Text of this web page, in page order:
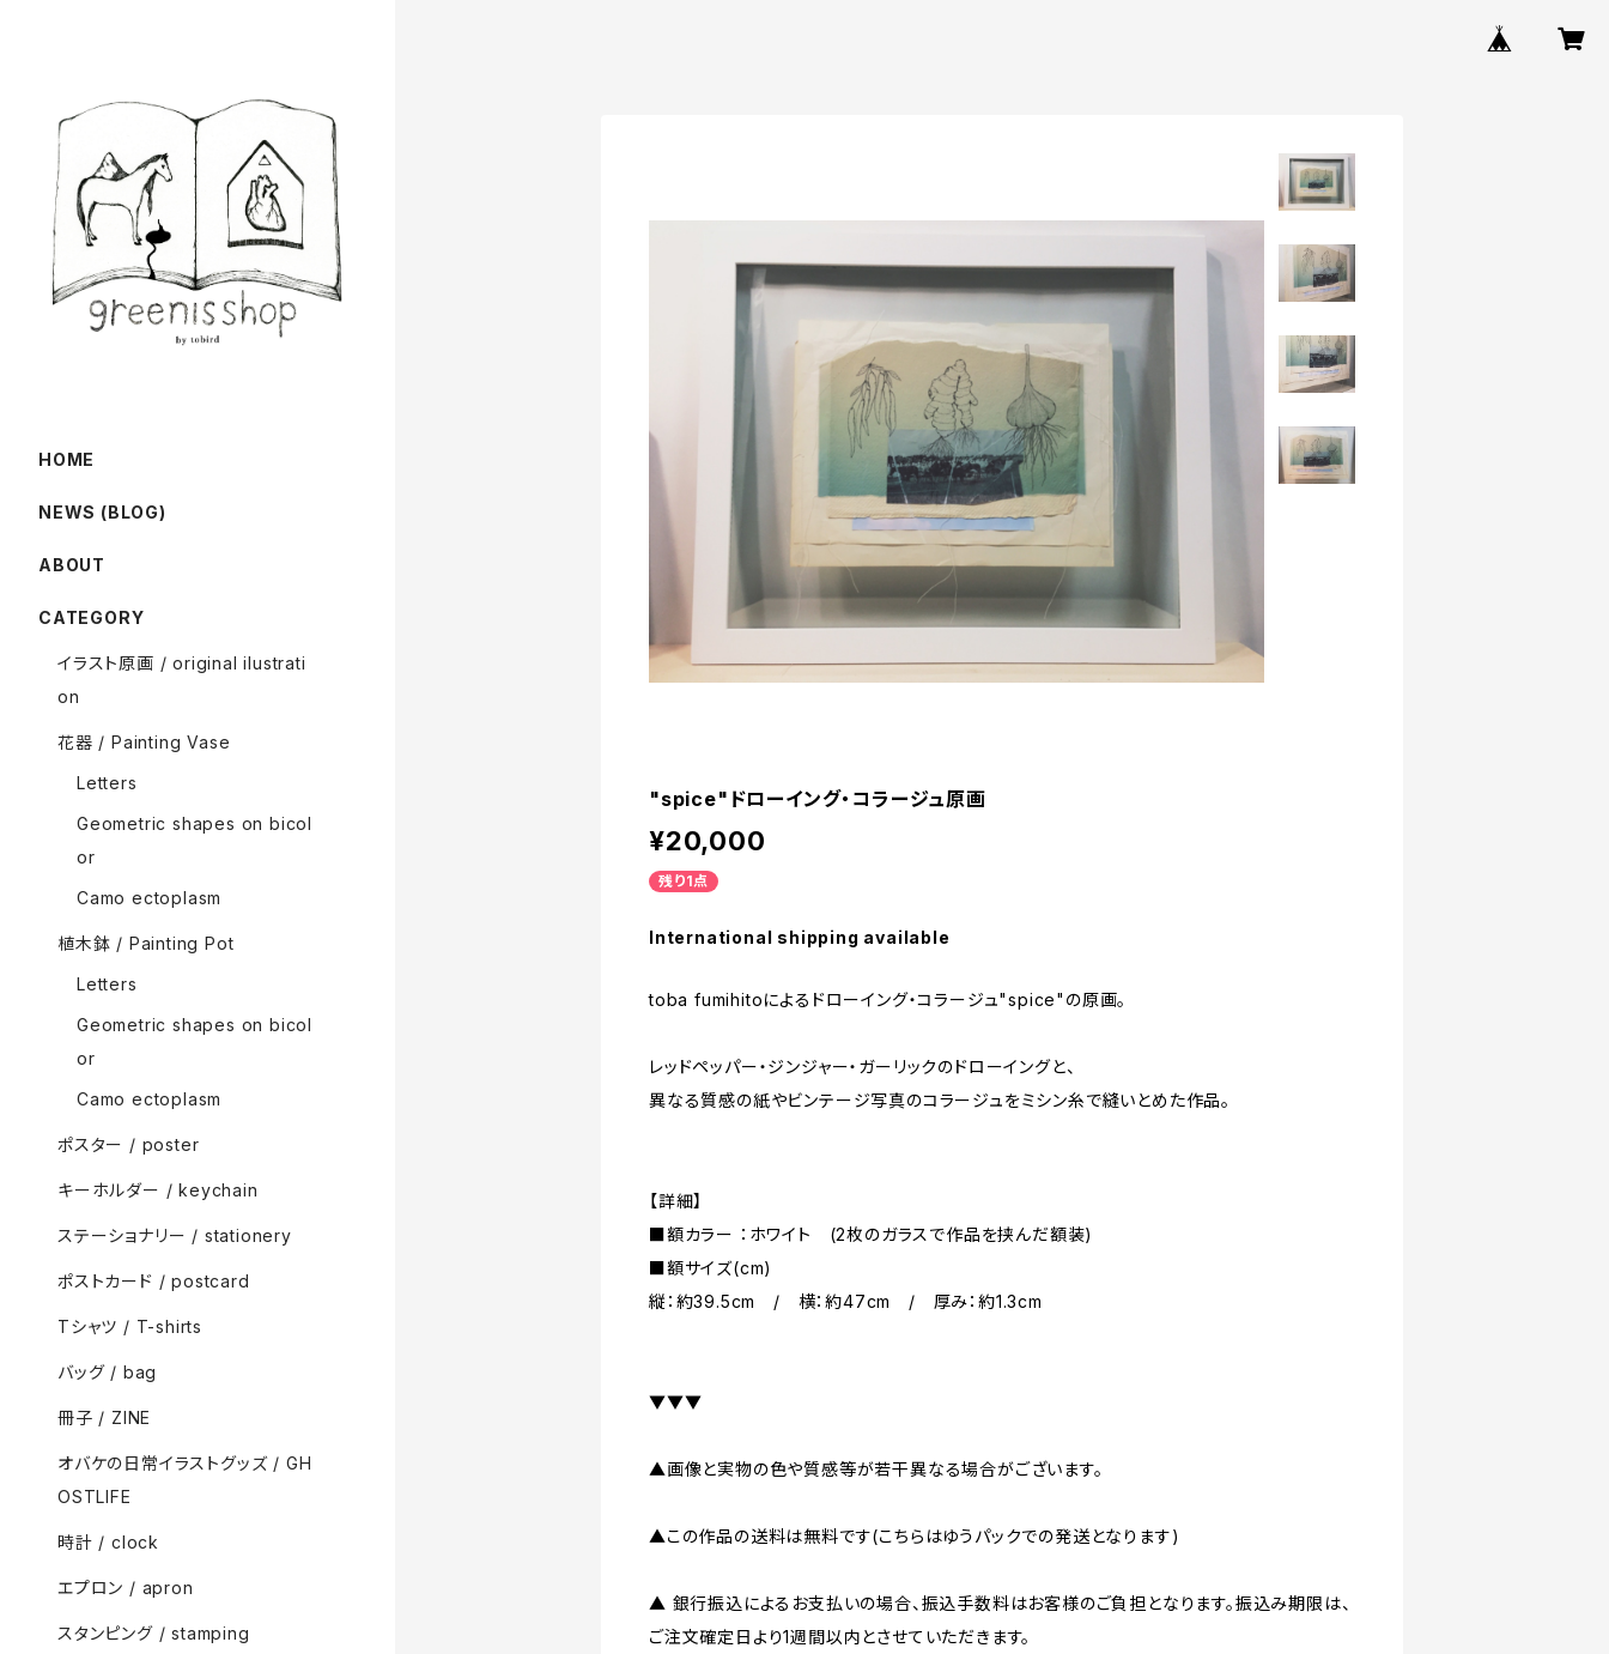
"spice"ドローイング・コラージュ原画
¥20,000
残り1点
International shipping available
toba fumihitoによるドローイング・コラージュ"spice"の原画。
レッドペッパー・ジンジャー・ガーリックのドローイングと、
異なる質感の紙やビンテージ写真のコラージュをミシン糸で縫いとめた作品。
【詳細】
■額カラー ：ホワイト (2枚のガラスで作品を挟んだ額装)
■額サイズ(cm)
縦：約39.5cm / 横：約47cm / 厚み：約1.3cm
▼▼▼
▲画像と実物の色や質感等が若干異なる場合がございます。
▲この作品の送料は無料です(こちらはゆうパックでの発送となります)
▲ 銀行振込によるお支払いの場合、振込手数料はお客様のご負担となります。振込み期限は、
ご注文確定日より1週間以内とさせていただきます。
HOME
NEWS (BLOG)
ABOUT
CATEGORY
イラスト原画 / original ilustrati
on
花器 / Painting Vase
Letters
Geometric shapes on bicol
or
Camo ectoplasm
植木鉢 / Painting Pot
Letters
Geometric shapes on bicol
or
Camo ectoplasm
ポスター / poster
キーホルダー / keychain
ステーショナリー / stationery
ポストカード / postcard
Tシャツ / T-shirts
バッグ / bag
冊子 / ZINE
オバケの日常イラストグッズ / GH
OSTLIFE
時計 / clock
エプロン / apron
スタンピング / stamping